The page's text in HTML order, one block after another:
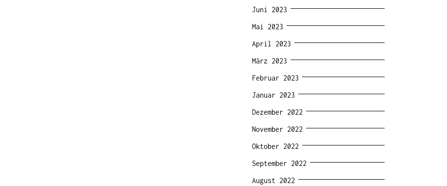
Juni 2023
Mai 2023
April 2023
März 2023
Februar 2023
Januar 2023
Dezember 2022
November 2022
Oktober 2022
September 2022
August 2022